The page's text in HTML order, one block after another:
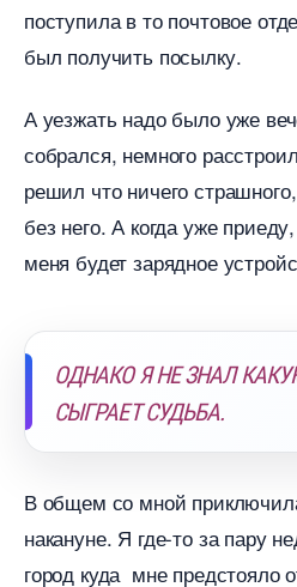
поступила в то почтовое
ыл получить посылку.
А уезжать надо было уже
собрался, немного
решил что ничего
ез него. А когда уже
меня будет зарядное
ОДНАКО Я НЕ ЗНАЛ
СЫГРАЕТ СУДЬБА.
общем со мной
накануне. Я где-то за пару
ород куда мне предстояло